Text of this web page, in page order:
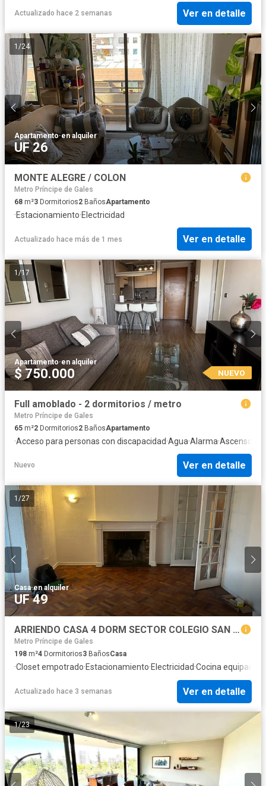
Actualizado hace 2 semanas Ver en detalle
1 /24
Apartamento·en alquiler
UF 26
MONTE ALEGRE / COLON
Metro Príncipe de Gales
68 m²3 Dormitorios2 BañosApartamento
·Estacionamiento·Electricidad
Actualizado hace más de 1 mes Ver en detalle
1 /17
Apartamento·en alquiler
$ 750.000 NUEVO
Full amoblado - 2 dormitorios / metro
Metro Príncipe de Gales
65 m²2 Dormitorios2 BañosApartamento
·Acceso para personas con discapacidad·Agua·Alarma·Ascensor
Nuevo Ver en detalle
1 /27
Casa·en alquiler
UF 49
ARRIENDO CASA 4 DORM SECTOR COLEGIO SAN IGNACIO EL BOSQUE
Metro Príncipe de Gales
198 m²4 Dormitorios3 BañosCasa
·Closet empotrado·Estacionamiento·Electricidad·Cocina equipada
Actualizado hace 3 semanas Ver en detalle
1/23